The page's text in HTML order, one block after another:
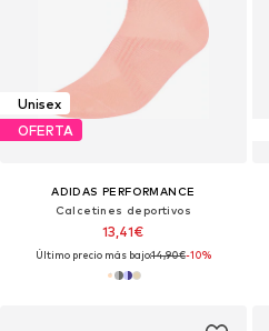
Unisex
OFERTA
ADIDAS PERFORMANCE
Calcetines deportivos
13,41€
Último precio más bajo:14,90€-10%